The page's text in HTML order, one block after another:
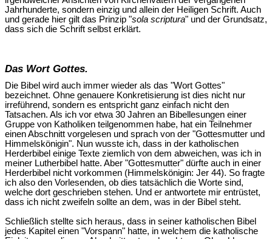
Jahrhunderte, sondern einzig und allein der Heiligen Schrift. Auch
und gerade hier gilt das Prinzip "sola scriptura" und der Grundsatz,
dass sich die Schrift selbst erklärt.
Das Wort Gottes.
Die Bibel wird auch immer wieder als das "Wort Gottes"
bezeichnet. Ohne genauere Konkretisierung ist dies nicht nur
irreführend, sondern es entspricht ganz einfach nicht den
Tatsachen. Als ich vor etwa 30 Jahren an Bibellesungen einer
Gruppe von Katholiken teilgenommen habe, hat ein Teilnehmer
einen Abschnitt vorgelesen und sprach von der "Gottesmutter und
Himmelskönigin". Nun wusste ich, dass in der katholischen
Herderbibel einige Texte ziemlich von dem abweichen, was ich in
meiner Lutherbibel hatte. Aber "Gottesmutter" dürfte auch in einer
Herderbibel nicht vorkommen (Himmelskönigin: Jer 44). So fragte
ich also den Vorlesenden, ob dies tatsächlich die Worte sind,
welche dort geschrieben stehen. Und er antwortete mir entrüstet,
dass ich nicht zweifeln sollte an dem, was in der Bibel steht.
Schließlich stellte sich heraus, dass in seiner katholischen Bibel
jedes Kapitel einen "Vorspann" hatte, in welchem die katholische